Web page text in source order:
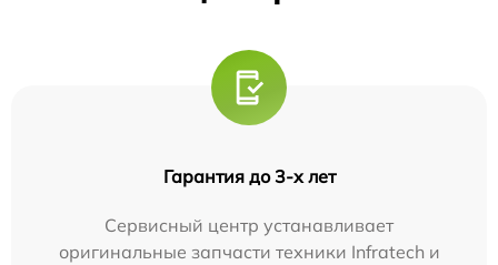
Гарантия до 3-х лет
Сервисный центр устанавливает
оригинальные запчасти техники Infratech и